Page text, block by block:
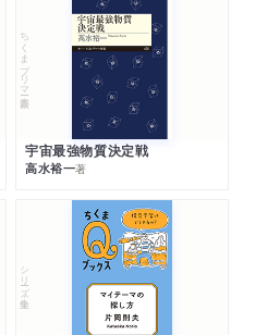
ちくまプリマー新書
宇宙最強物質決定戦
高水裕一著
シリーズ・全集